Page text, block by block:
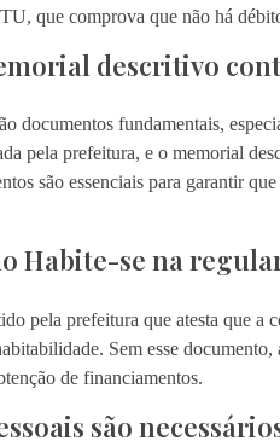
que comprova que não há
descritivo
documentos fundamentais,
pela prefeitura, e o memorial
são essenciais para garantir
Habite-se na
pela prefeitura que atesta que
Sem esse
de financiamentos.
são